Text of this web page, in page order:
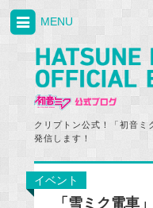
クリプトン公式！「初音ミ
発信します！
MENU
イベント
「雪ミク電車